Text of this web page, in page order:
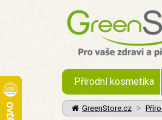
Přírodní kosmetika
GreenStore.cz